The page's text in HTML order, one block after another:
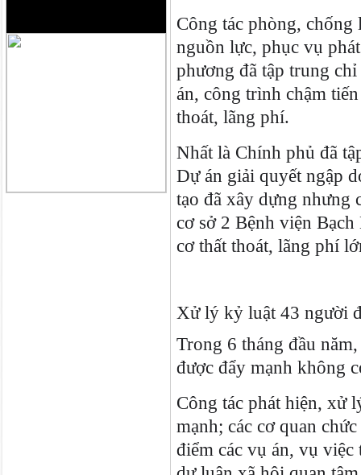
Công tác phòng,
nguồn lực, phục vụ
phương đã tập trung
án, công trình chậm
thoát, lãng phí.
Nhất là Chính phủ đã
Dự án giải quyết ngập
tạo đã xây dựng nhưng
cơ sở 2 Bệnh viện
cơ thất thoát, lãng phí
Xử lý kỷ luật 43 người
Trong 6 tháng đầu
được đẩy mạnh không
Công tác phát hiện, xử
mạnh; các cơ quan
điểm các vụ án, vụ